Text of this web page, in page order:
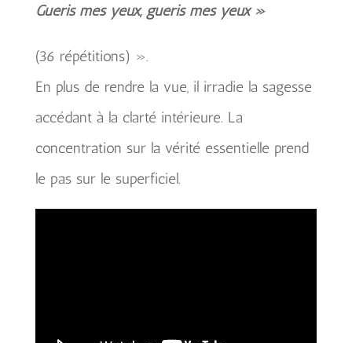
Guéris mes yeux, guéris mes yeux »
(36 répétitions) ».
En plus de rendre la vue, il irradie la sagesse
accédant à la clarté intérieure. La
concentration sur la vérité essentielle prend
le pas sur le superficiel.